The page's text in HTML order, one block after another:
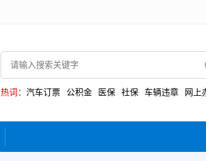
热词： 汽车订票 公积金 医保 社保 车辆违章
网上